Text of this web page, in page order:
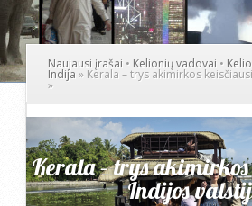
Naujausi įrašai • Kelionių vadovai •
Indija » Kerala – trys akimirkos
»
Kerala – trys
Indijos